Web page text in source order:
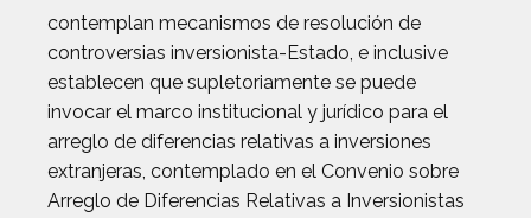
contemplan mecanismos de resolución de
controversias inversionista-Estado, e inclusive
establecen que supletoriamente se puede
invocar el marco institucional y jurídico para el
arreglo de diferencias relativas a inversiones
extranjeras, contemplado en el Convenio sobre
Arreglo de Diferencias Relativas a Inversionistas